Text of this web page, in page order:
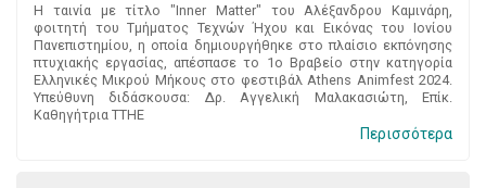
Η ταινία με τίτλο "Inner Matter" του Αλέξανδρου Καμινάρη,
φοιτητή του Τμήματος Τεχνών Ήχου και Εικόνας του Ιονίου
Πανεπιστημίου, η οποία δημιουργήθηκε στο πλαίσιο εκπόνησης
πτυχιακής εργασίας, απέσπασε το 1ο Βραβείο στην κατηγορία
Ελληνικές Μικρού Μήκους στο φεστιβάλ Athens Animfest 2024.
Υπεύθυνη διδάσκουσα: Δρ. Αγγελική Μαλακασιώτη, Επίκ.
Καθηγήτρια ΤΤΗΕ
Περισσότερα